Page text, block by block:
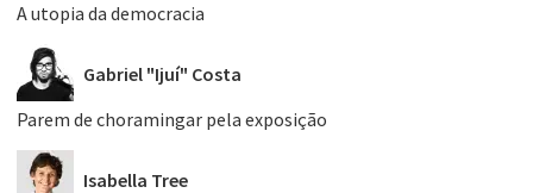
A utopia da democracia
Gabriel "Ijuí" Costa
Parem de choramingar pela exposição
Isabella Tree